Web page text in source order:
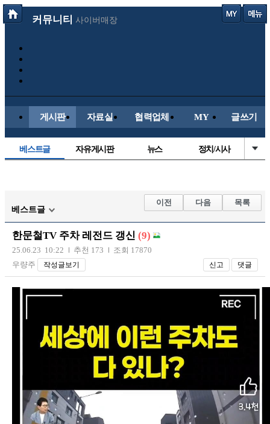
커뮤니티 사이버매장
게시판 자료실 협력업체 MY 글쓰기
베스트글 자유게시판 뉴스 정치/시사
해외축구
국내축구
베스트글
이전 다음 목록
한문철TV 주차 레전드 갱신 (9)
25.06.23 10:22 추천 173
조회 17870
우량주
작성글보기 신고 댓글